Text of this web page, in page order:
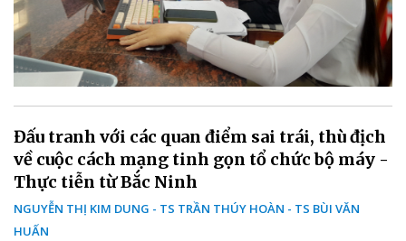
Đấu tranh với các quan điểm sai trái, thù địch
về cuộc cách mạng tinh gọn tổ chức bộ máy -
Thực tiễn từ Bắc Ninh
NGUYỄN THỊ KIM DUNG - TS TRẦN THÚY HOÀN - TS BÙI VĂN
HUẤN